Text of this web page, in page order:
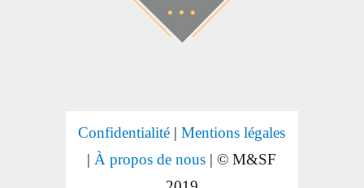
Confidentialité |Mentions légales
| À propos de nous | © M&SF